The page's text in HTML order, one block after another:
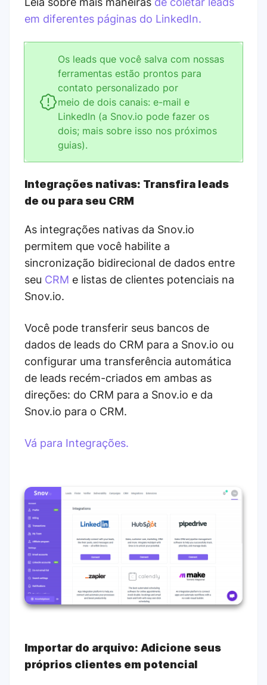
em diferentes páginas do LinkedIn.
Os leads que você salva com nossas
ferramentas estão prontos para
contato personalizado por
meio de dois canais: e-mail e
LinkedIn (a Snov.io pode fazer os
dois; mais sobre isso nos próximos
guias).
Integrações nativas: Transfira leads
de ou para seu CRM
As integrações nativas da Snov.io
permitem que você habilite a
sincronização bidirecional de dados entre
seu CRM e listas de clientes potenciais na
Snov.io.
Você pode transferir seus bancos de
dados de leads do CRM para a Snov.io ou
configurar uma transferência automática
de leads recém-criados em ambas as
direções: do CRM para a Snov.io e da
Snov.io para o CRM.
Vá para Integrações.
Importar do arquivo: Adicione seus
próprios clientes em potencial